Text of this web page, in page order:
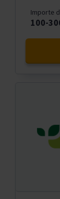
Importe
100-